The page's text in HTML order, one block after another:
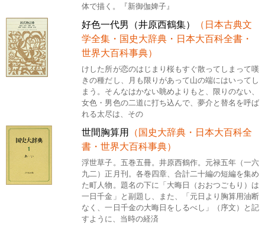
体で描く。『新御伽婢子』
好色一代男（井原西鶴集）
（日本古典文
学全集・国史大辞典・日本大百科全書・
世界大百科事典）
けした所が恋のはじまり桜もすぐ散ってしまって嘆
きの種だし、月も限りがあって山の端にはいってし
まう。そんなはかない眺めよりもと、限りのない、
女色・男色の二道に打ち込んで、夢介と替名を呼ば
れる太尽は、その
世間胸算用
（国史大辞典・日本大百科全
書・世界大百科事典）
浮世草子。五巻五冊。井原西鶴作。元禄五年（一六
九二）正月刊。各巻四章、合計二十編の短編を集め
た町人物。題名の下に「大晦日（おおつごもり）は
一日千金」と副題し、また、「元日より胸算用油断
なく、一日千金の大晦日をしるべし」（序文）と記
すように、当時の経済